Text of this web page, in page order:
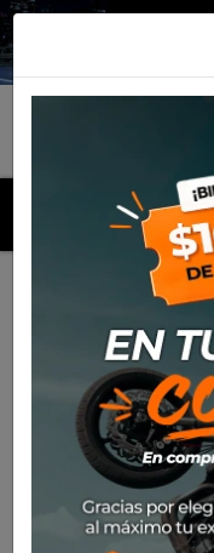
MENU
Rinaldi
Listado de
Rinaldi